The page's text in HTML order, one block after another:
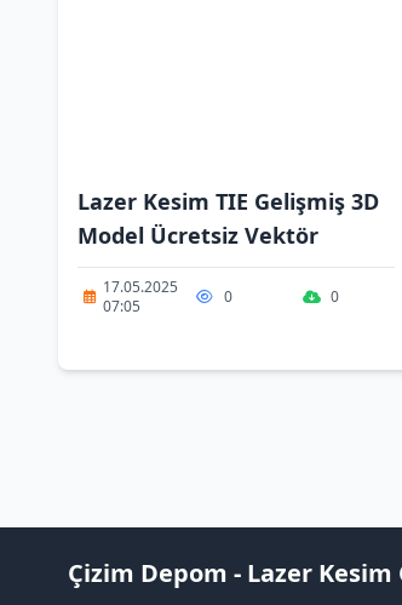
Lazer Kesim TIE Gelişmiş 3D
Model Ücretsiz Vektör
17.05.2025
07:05
0 0
Çizim Depom - Lazer